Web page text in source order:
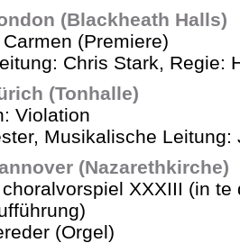
(Blackheath Halls)
(Premiere)
Chris Stark, Regie:
(Tonhalle)
Violation
Musikalische Leitung:
(Nazarethkirche)
XXXIII (in te
(Orgel)